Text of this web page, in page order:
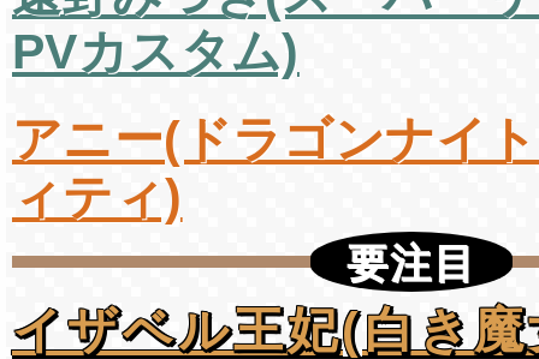
PVカスタム)
アニー(ドラゴンナイ
ィティ)
要注目
イザベル王妃(白き